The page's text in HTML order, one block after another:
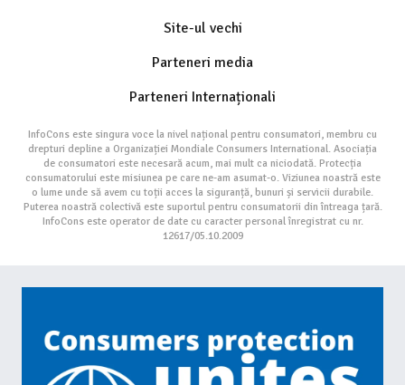
Site-ul vechi
Parteneri media
Parteneri Internaționali
InfoCons este singura voce la nivel național pentru consumatori, membru cu
drepturi depline a Organizației Mondiale Consumers International. Asociația
de consumatori este necesară acum, mai mult ca niciodată. Protecția
consumatorului este misiunea pe care ne-am asumat-o. Viziunea noastră este
o lume unde să avem cu toții acces la siguranță, bunuri și servicii durabile.
Puterea noastră colectivă este suportul pentru consumatorii din întreaga țară.
InfoCons este operator de date cu caracter personal înregistrat cu nr.
12617/05.10.2009